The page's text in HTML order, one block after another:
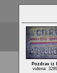
Pozdrav
viđena: